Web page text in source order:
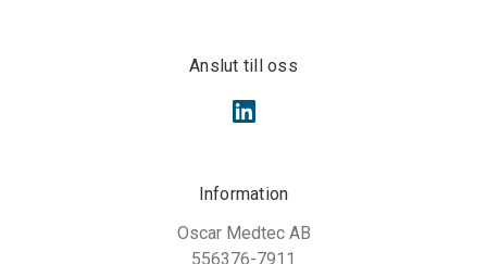
Anslut till oss
Information
Oscar Medtec AB
556376-7911